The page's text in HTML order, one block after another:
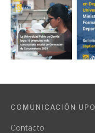
COMUNICACIÓN UPO
Contacto